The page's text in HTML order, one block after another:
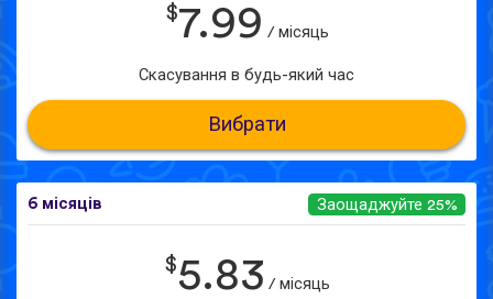
$7.99 / місяць
Скасування в будь-який час
Вибрати
6 місяців Заощаджуйте 25%
$5.83 / місяць